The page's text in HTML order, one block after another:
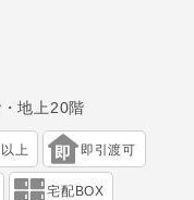
地上20階
上 即引渡可
宅配BOX